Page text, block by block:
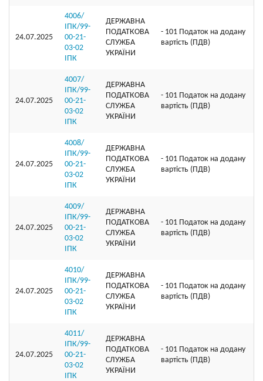
24.07.2025
4006/
ІПК/99-
00-21-
03-02
ІПК
ДЕРЖАВНА
ПОДАТКОВА
СЛУЖБА
УКРАЇНИ
- 101 Податок на додану
вартість (ПДВ)
24.07.2025
4007/
ІПК/99-
00-21-
03-02
ІПК
ДЕРЖАВНА
ПОДАТКОВА
СЛУЖБА
УКРАЇНИ
- 101 Податок на додану
вартість (ПДВ)
24.07.2025
4008/
ІПК/99-
00-21-
03-02
ІПК
ДЕРЖАВНА
ПОДАТКОВА
СЛУЖБА
УКРАЇНИ
- 101 Податок на додану
вартість (ПДВ)
24.07.2025
4009/
ІПК/99-
00-21-
03-02
ІПК
ДЕРЖАВНА
ПОДАТКОВА
СЛУЖБА
УКРАЇНИ
- 101 Податок на додану
вартість (ПДВ)
24.07.2025
4010/
ІПК/99-
00-21-
03-02
ІПК
ДЕРЖАВНА
ПОДАТКОВА
СЛУЖБА
УКРАЇНИ
- 101 Податок на додану
вартість (ПДВ)
24.07.2025
4011/
ІПК/99-
00-21-
03-02
ІПК
ДЕРЖАВНА
ПОДАТКОВА
СЛУЖБА
УКРАЇНИ
- 101 Податок на додану
вартість (ПДВ)